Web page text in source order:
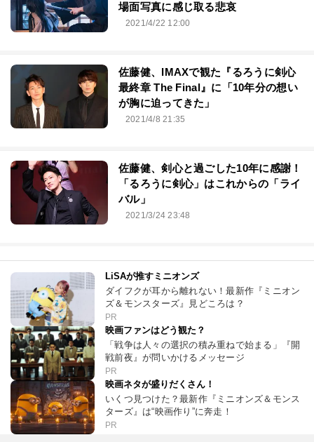
場面写真に感じ取る悲哀
2021/4/22 12:00
佐藤健、IMAXで観た『るろうに剣心
最終章 The Final』に「10年分の想い
が胸に迫ってきた」
2021/4/8 21:35
佐藤健、剣心と過ごした10年に感謝！
「るろうに剣心」はこれからの「ライ
バル」
2021/3/24 23:48
LiSAが推すミニオンズ
ダイフクが耳から離れない！最新作『ミニオン
ズ＆モンスターズ』見どころは？
PR
映画ファンはどう観た？
「戦争は人々の選択の積み重ねで始まる」『開
戦前夜』が問いかけるメッセージ
PR
映画ネタが盛りだくさん！
いくつ見つけた？最新作『ミニオンズ＆モンス
ターズ』は“映画作り”に奔走！
PR